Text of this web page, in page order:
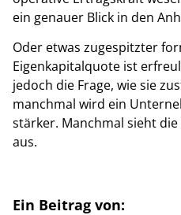
ein genauer Blick in den
Oder etwas zugespitzter
Eigenkapitalquote ist
jedoch die Frage, wie sie
manchmal wird ein
stärker. Manchmal sieht
aus.
Ein Beitrag von: